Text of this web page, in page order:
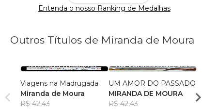
Entenda o nosso Ranking de Medalhas
Outros Títulos de Miranda de Moura
Viagens na Madrugada
Miranda de Moura
R$ 42,43
UM AMOR DO PASSADO
MIRANDA DE MOURA
R$ 42,43
R$